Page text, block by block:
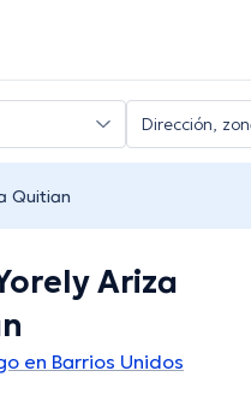
Quitian
Ariza
en Barrios Unidos